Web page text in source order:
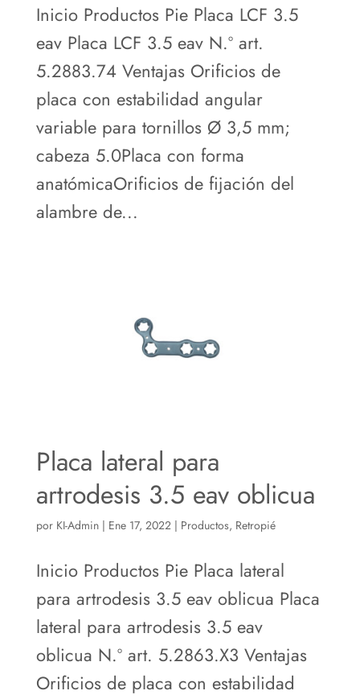
Inicio Productos Pie Placa LCF 3.5
eav Placa LCF 3.5 eav N.º art.
5.2883.74 Ventajas Orificios de
placa con estabilidad angular
variable para tornillos Ø 3,5 mm;
cabeza 5.0Placa con forma
anatómicaOrificios de fijación del
alambre de...
Placa lateral para
artrodesis 3.5 eav oblicua
por KI-Admin| Ene 17, 2022| Productos, Retropié
Inicio Productos Pie Placa lateral
para artrodesis 3.5 eav oblicua Placa
lateral para artrodesis 3.5 eav
oblicua N.º art. 5.2863.X3 Ventajas
Orificios de placa con estabilidad